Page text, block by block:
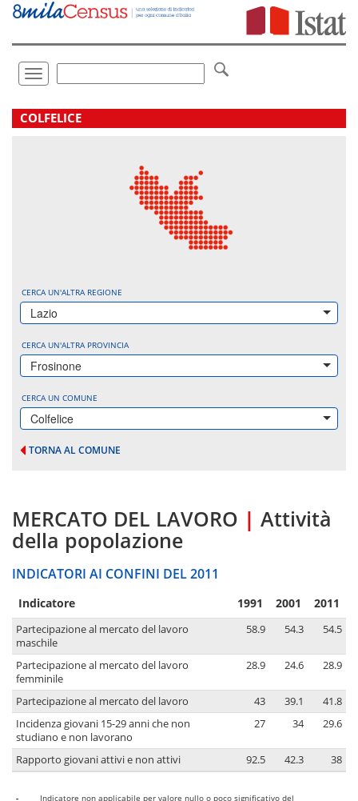
Vai
direttamente
Toggle
navigation
.
COLFELICE
CERCA UN'ALTRA REGIONE
Lazio
CERCA UN'ALTRA PROVINCIA
Frosinone
CERCA UN COMUNE
Colfelice
TORNA AL COMUNE
MERCATO DEL LAVORO | Attività
della popolazione
INDICATORI AI CONFINI DEL 2011
Indicatore 1991 2001 2011
Partecipazione al mercato del lavoro
maschile
58.9 54.3 54.5
Partecipazione al mercato del lavoro
femminile
28.9 24.6 28.9
Partecipazione al mercato del lavoro 43 39.1
41.8
Incidenza giovani 15-29 anni che non
studiano e non lavorano
27 34 29.6
Rapporto giovani attivi e non attivi 92.5 42.3 38
-
Indicatore non applicabile per valore nullo o poco significativo del